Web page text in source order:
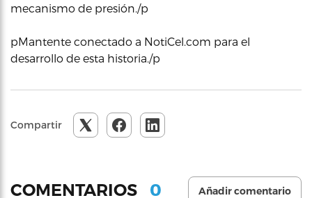
mecanismo de presión./p
pMantente conectado a NotiCel.com para el
desarrollo de esta historia./p
Compartir
COMENTARIOS 0 Añadir comentario